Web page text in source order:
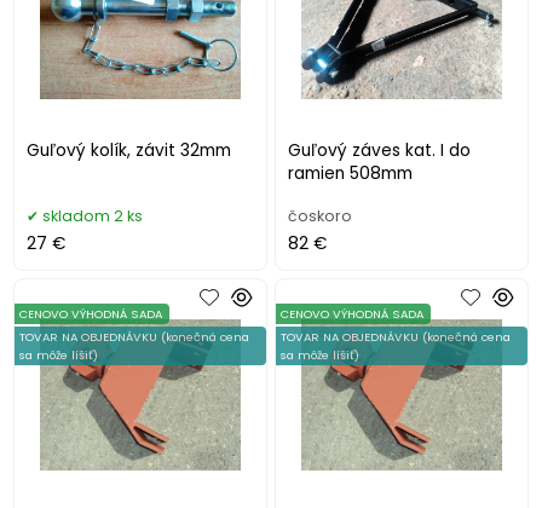
Guľový kolík, závit 32mm
skladom 2 ks
27 €
Guľový záves kat. I do
ramien 508mm
čoskoro
82 €
CENOVO VÝHODNÁ SADA
TOVAR NA OBJEDNÁVKU (konečná cena
sa môže líšiť)
CENOVO VÝHODNÁ SADA
TOVAR NA OBJEDNÁVKU (konečná cena
sa môže líšiť)